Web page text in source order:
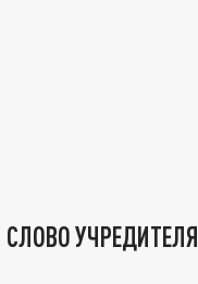
СЛОВО УЧРЕДИТЕЛЯ